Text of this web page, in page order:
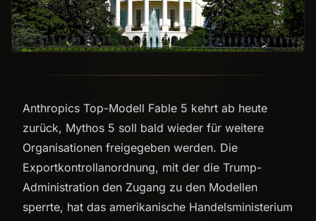
Anthropics Top-Modell Fable 5 kehrt ab heute
zurück, Mythos 5 soll bald wieder für weitere
Organisationen freigegeben werden. Die
Exportkontrollanordnung, mit der die Trump-
Administration den Zugang zu den Modellen
sperrte, hat das amerikanische Handelsministerium